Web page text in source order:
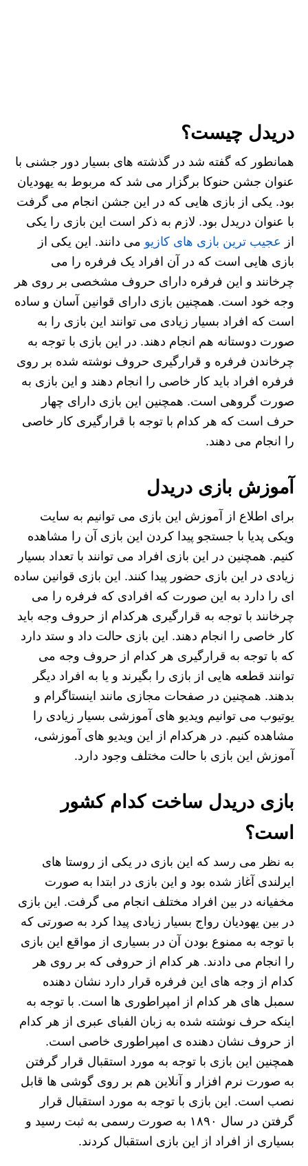
دریدل چیست؟
همانطور که گفته شد در گذشته‌ های بسیار دور جشنی با
عنوان جشن حنوکا برگزار می‌ شد که مربوط به یهودیان
بود. یکی از بازی هایی که در این جشن انجام می گرفت
با عنوان دریدل بود. لازم به ذکر است این بازی را یکی
از عجیب ترین بازی های کازیو می دانند. این یکی از
بازی هایی است که در آن افراد یک فرفره را می‌
چرخانند و این فرفره دارای حروف مشخصی بر روی هر
وجه خود است. همچنین بازی دارای قوانین آسان و ساده
است که افراد بسیار زیادی می توانند این بازی را به
صورت دوستانه هم انجام دهند. در این بازی با توجه به
چرخاندن فرفره و قرارگیری حروف نوشته شده بر روی
فرفره افراد باید کار خاصی را انجام دهند و این بازی به
صورت گروهی است. همچنین این بازی دارای چهار
حرف است که هر کدام با توجه با قرارگیری کار خاصی
را انجام می‌ دهند.
آموزش بازی دریدل
برای اطلاع از آموزش این بازی می توانیم به سایت
ویکی پدیا با جستجو پیدا کردن این بازی آن را مشاهده
کنیم. همچنین در این بازی افراد می‌ توانند با تعداد بسیار
زیادی در این بازی حضور پیدا کنند. این بازی قوانین ساده
ای را دارد به این صورت که افرادی که فرفره را می
چرخانند با توجه به قرارگیری هرکدام از حروف وجه باید
کار خاصی را انجام دهند. این بازی حالت داد و ستد دارد
که با توجه به قرارگیری هر کدام از حروف وجه می‌
توانند قطعه‌ هایی از بازی را بگیرند و یا به افراد دیگر
بدهند. همچنین در صفحات مجازی مانند اینستاگرام و
یوتیوب می توانیم ویدیو های آموزشی بسیار زیادی را
مشاهده کنیم. در هرکدام از این ویدیو های آموزشی،
آموزش این بازی با حالت مختلف وجود دارد.
بازی دریدل ساخت کدام کشور
است؟
به نظر می رسد که این بازی در یکی از روستا های
ایرلندی آغاز شده بود و این بازی در ابتدا به صورت
مخفیانه در بین افراد مختلف انجام می گرفت. این بازی
در بین یهودیان رواج بسیار زیادی پیدا کرد به صورتی که
با توجه به ممنوع بودن آن در بسیاری از مواقع این بازی
را انجام می‌ دادند. هر کدام از حروفی که بر روی هر
کدام از وجه های این فرفره قرار دارد نشان دهنده
سمبل های هر کدام از امپراطوری ها است. با توجه به
اینکه حرف نوشته شده به زبان الفبای عبری از هر کدام
از حروف نشان دهنده ی امپراطوری خاصی است.
همچنین این بازی با توجه به مورد استقبال قرار گرفتن
به صورت نرم‌ افزار و آنلاین هم بر روی گوشی ها قابل
نصب است. این بازی با توجه به مورد استقبال قرار
گرفتن در سال ۱۸۹۰ به صورت رسمی به ثبت رسید و
بسیاری از افراد از این بازی استقبال کردند.